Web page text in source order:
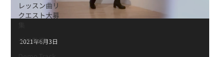
レッスン曲リ
クエスト大募
デモ動画
2021年6月3日